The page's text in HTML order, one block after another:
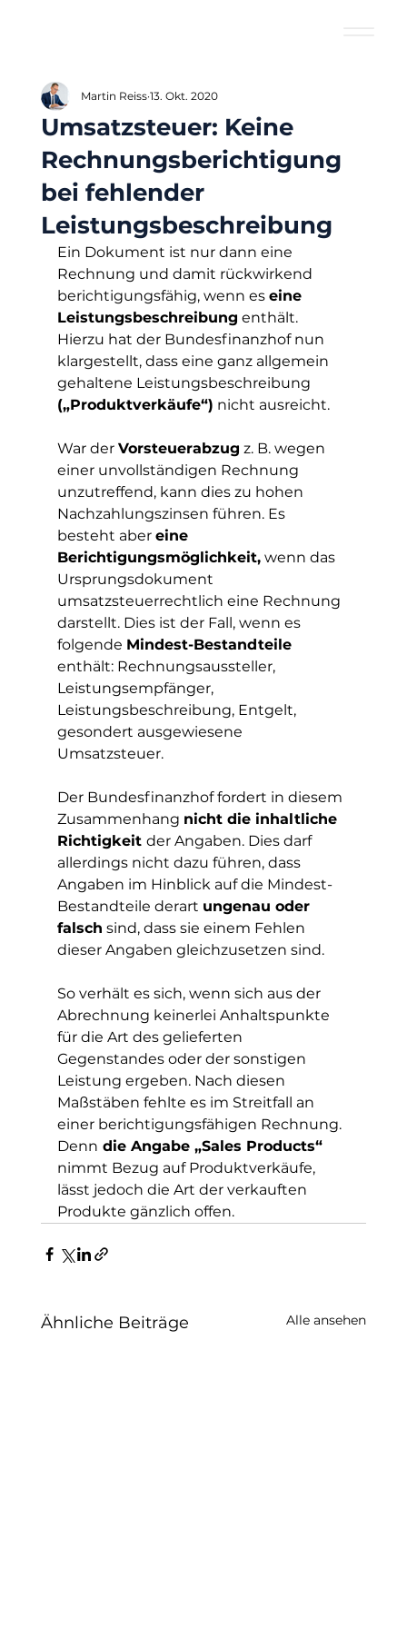
Umsatzsteuer: Keine
Rechnungsberichtigung
bei fehlender
Leistungsbeschreibung
Martin Reiss 13. Okt. 2020
Ein Dokument ist nur dann eine
Rechnung und damit rückwirkend
berichtigungsfähig, wenn es eine
Leistungsbeschreibung enthält.
Hierzu hat der Bundesfinanzhof nun
klargestellt, dass eine ganz allgemein
gehaltene Leistungsbeschreibung
(„Produktverkäufe“) nicht ausreicht.
War der Vorsteuerabzug z. B. wegen
einer unvollständigen Rechnung
unzutreffend, kann dies zu hohen
Nachzahlungszinsen führen. Es
besteht aber eine
Berichtigungsmöglichkeit, wenn das
Ursprungsdokument
umsatzsteuerrechtlich eine Rechnung
darstellt. Dies ist der Fall, wenn es
folgende Mindest-Bestandteile
enthält: Rechnungsaussteller,
Leistungsempfänger,
Leistungsbeschreibung, Entgelt,
gesondert ausgewiesene
Umsatzsteuer.
Der Bundesfinanzhof fordert in diesem
Zusammenhang nicht die inhaltliche
Richtigkeit der Angaben. Dies darf
allerdings nicht dazu führen, dass
Angaben im Hinblick auf die Mindest-
Bestandteile derart ungenau oder
falsch sind, dass sie einem Fehlen
dieser Angaben gleichzusetzen sind.
So verhält es sich, wenn sich aus der
Abrechnung keinerlei Anhaltspunkte
für die Art des gelieferten
Gegenstandes oder der sonstigen
Leistung ergeben. Nach diesen
Maßstäben fehlte es im Streitfall an
einer berichtigungsfähigen Rechnung.
Denn die Angabe „Sales Products“
nimmt Bezug auf Produktverkäufe,
lässt jedoch die Art der verkauften
Produkte gänzlich offen.
Ähnliche Beiträge Alle ansehen